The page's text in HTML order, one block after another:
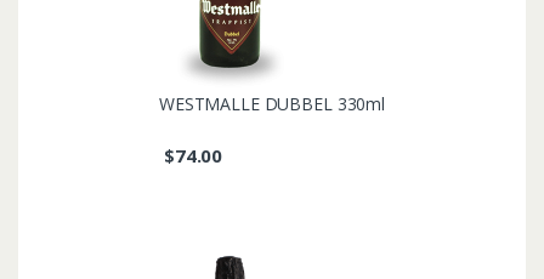
WESTMALLE DUBBEL 330ml
$74.00